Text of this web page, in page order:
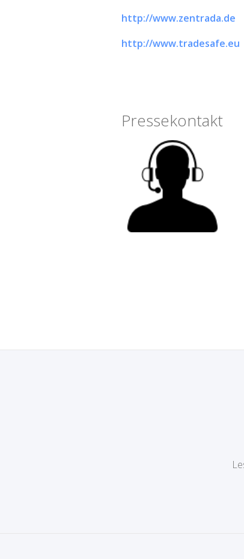
http://www.zentrada.de
http://www.tradesafe.eu
Pressekontakt